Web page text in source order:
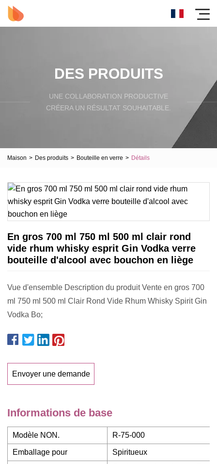
DES PRODUITS
UNE COLLABORATION PRODUCTIVE
CRÉERA UN RÉSULTAT SOUHAITABLE.
Maison > Des produits > Bouteille en verre > Détails
En gros 700 ml 750 ml 500 ml clair rond
vide rhum whisky esprit Gin Vodka verre
bouteille d'alcool avec bouchon en liège
Vue d'ensemble Description du produit Vente en gros 700
ml 750 ml 500 ml Clair Rond Vide Rhum Whisky Spirit Gin
Vodka Bo;
Envoyer une demande
Informations de base
Modèle NON. R-75-000
Emballage pour Spiritueux